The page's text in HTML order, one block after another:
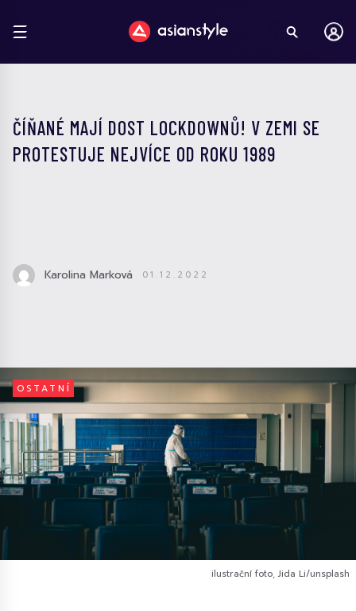
ČÍŇANÉ MAJÍ DOST LOCKDOWNŮ! V ZEMI SE
PROTESTUJE NEJVÍCE OD ROKU 1989
Karolina Marková 01.12.2022
OSTATNÍ
ilustrační foto, Jida Li/unsplash